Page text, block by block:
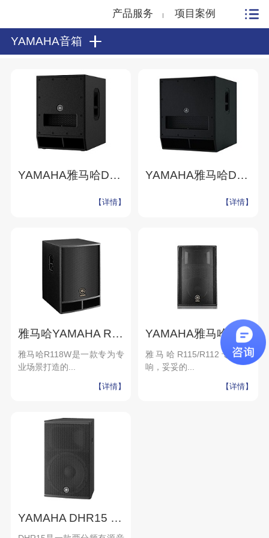
产品服务 项目案例
YAMAHA音箱
YAMAHA雅马哈DXS12mkII有源超低音音箱舞台演出音响系统音响设备厂家
【详情】
YAMAHA雅马哈DXS18有源超低音音箱舞台演出音响系统演出音响设备厂家
【详情】
雅马哈YAMAHA R118W 舞台演出多媒体教室会议多功能厅 大功率音箱
雅马哈R118W是一款专为专
业场景打造的...
【详情】
YAMAHA雅马哈R115 R112 专业音响设备 演出舞台KTV会议户外音箱
雅马哈R115/R112专业音
响，妥妥的...
【详情】
YAMAHA DHR15 两分频有源 YAMAHA会议音响 多功能音箱